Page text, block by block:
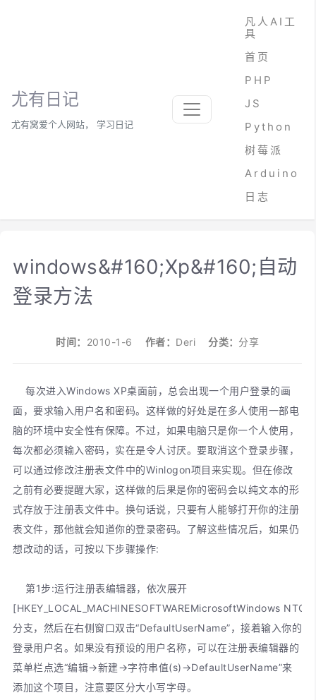
尤有日记
尤有窝爱个人网站， 学习日记
凡人AI工
具
首页
PHP
JS
Python
树莓派
Arduino
日志
windows&#160;Xp&#160;自动
登录方法
时间： 2010-1-6 作者： Deri 分类： 分享
每次进入Windows XP桌面前，总会出现一个用户登录的画
面，要求输入用户名和密码。这样做的好处是在多人使用一部电
脑的环境中安全性有保障。不过，如果电脑只是你一个人使用，
每次都必须输入密码，实在是令人讨厌。要取消这个登录步骤，
可以通过修改注册表文件中的Winlogon项目来实现。但在修改
之前有必要提醒大家，这样做的后果是你的密码会以纯文本的形
式存放于注册表文件中。换句话说，只要有人能够打开你的注册
表文件，那他就会知道你的登录密码。了解这些情况后，如果仍
想改动的话，可按以下步骤操作:
第1步:运行注册表编辑器，依次展开
[HKEY_LOCAL_MACHINESOFTWAREMicrosoftWindows
分支，然后在右侧窗口双击“DefaultUserName”，接着输入你的
登录用户名。如果没有预设的用户名称，可以在注册表编辑器的
菜单栏点选“编辑→新建→字符串值(s)→DefaultUserName”来
添加这个项目，注意要区分大小写字母。